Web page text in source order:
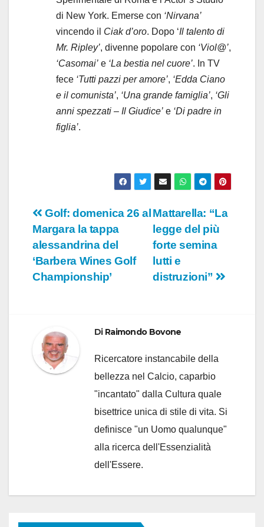
di New York. Emerse con ‘Nirvana’
vincendo il Ciak d’oro. Dopo ‘Il talento di
Mr. Ripley’, divenne popolare con ‘Viol@’,
‘Casomai’ e ‘La bestia nel cuore’. In TV
fece ‘Tutti pazzi per amore’, ‘Edda Ciano
e il comunista’, ‘Una grande famiglia’, ‘Gli
anni spezzati – Il Giudice’ e ‘Di padre in
figlia’.
Navigazione
articoli
Mattarella: “La
legge del più
forte semina
lutti e
distruzioni”
Golf: domenica 26 al
Margara la tappa
alessandrina del
‘Barbera Wines Golf
Championship’
Di Raimondo Bovone
Ricercatore instancabile della
bellezza nel Calcio, caparbio
"incantato" dalla Cultura quale
bisettrice unica di stile di vita. Si
definisce "un Uomo qualunque"
alla ricerca dell'Essenzialità
dell'Essere.